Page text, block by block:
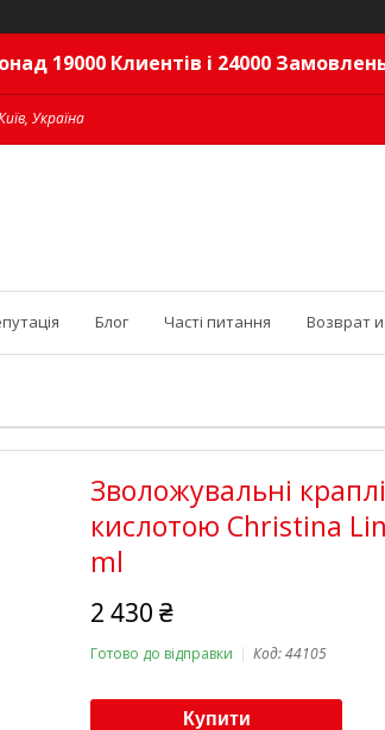
19000 Клиентів і 24000
Україна
Блог Часті питання Возврат
Зволожувальні
кислотою Christina
ml
2 430 ₴
Готово до відправки Код:44105
Купити